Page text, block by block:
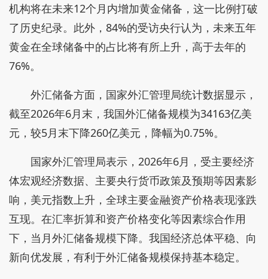
机构将在未来12个月内增加黄金储备，这一比例打破
了历史纪录。此外，84%的受访央行认为，未来五年
黄金在全球储备中的占比将有所上升，高于去年的
76%。
外汇储备方面，国家外汇管理局统计数据显示，
截至2026年6月末，我国外汇储备规模为34163亿美
元，较5月末下降260亿美元，降幅为0.75%。
国家外汇管理局表示，2026年6月，受主要经济
体宏观经济数据、主要央行货币政策及预期等因素影
响，美元指数上升，全球主要金融资产价格表现涨跌
互现。在汇率折算和资产价格变化等因素综合作用
下，当月外汇储备规模下降。我国经济总体平稳、向
新向优发展，有利于外汇储备规模保持基本稳定。